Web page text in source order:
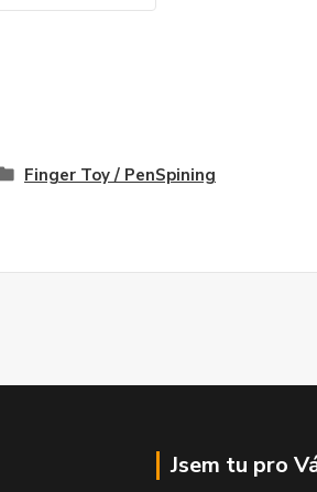
Finger Toy / PenSpining
Jsem tu pro